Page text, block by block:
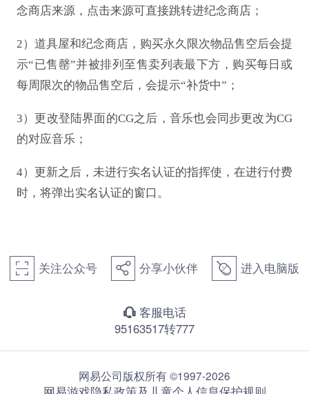
念商店来源，点击来源可直接跳转进纪念商店；
2）道具屋和纪念商店，购买永久限次物品售空后会提
示“已售罄”并被排列至售卖列表最下方，购买每日或
每周限次的物品售空后，会提示“补货中”；
3）更改登陆界面的CG之后，音乐也会同步更改为CG
的对应音乐；
4）更新之后，未进行实名认证的指挥使，在进行付费
时，将弹出实名认证的窗口。
򰀁 关注公众号 򰀂 分享小伙伴 򰀄 进入电脑版
򰀃 客服电话
95163517转777
网易公司版权所有 ©1997-2026